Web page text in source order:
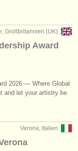
Großbritannien (UK)
Award
2026 — Where Global
and let your artistry be
Verona, Italien